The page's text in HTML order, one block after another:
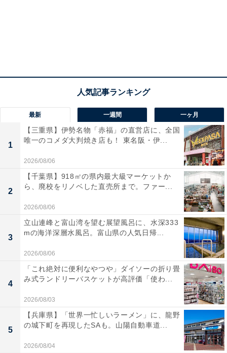
最新 一週間 一ヶ月
1
【三重県】伊勢名物「赤福」の直営店に、全国
唯一のコメダ大判焼き店も！ 東名阪・伊...
2026/08/06
2
【千葉県】918㎡の県内最大級マーケットか
ら、廃校をリノベした直売所まで。ファー...
2026/08/06
3
立山連峰と富山湾を望む展望風呂に、水深333
mの海洋深層水風呂。富山県の人気日帰...
2026/08/06
4
「これ絶対に便利なやつや」ダイソーの折り畳
み式ランドリーバスケットが高評価「使わ...
2026/08/03
5
【兵庫県】「世界一忙しいラーメン」に、龍野
の城下町を再現したSAも。山陽自動車道...
2026/08/04